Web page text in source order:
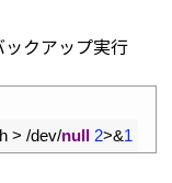
クアップ実行
> /dev/null 2>&1